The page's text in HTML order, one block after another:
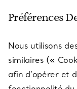
SERVICES
Préférences
Nous utilisons
similaires («
afin d’opérer et